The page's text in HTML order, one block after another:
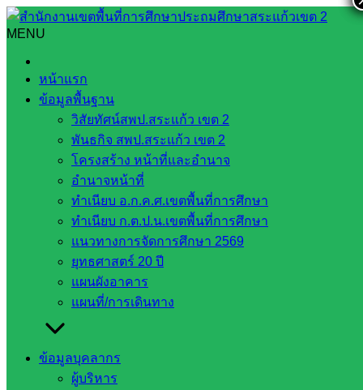
Skip
to
content
MENU
หน้าแรก
ข้อมูลพื้นฐาน
วิสัยทัศน์สพป.สระแก้ว เขต 2
พันธกิจ สพป.สระแก้ว เขต 2
โครงสร้าง หน้าที่และอำนาจ
อำนาจหน้าที่
ทำเนียบ อ.ก.ค.ศ.เขตพื้นที่การศึกษา
ทำเนียบ ก.ต.ป.น.เขตพื้นที่การศึกษา
แนวทางการจัดการศึกษา 2569
ยุทธศาสตร์ 20 ปี
แผนผังอาคาร
แผนที่/การเดินทาง
ข้อมูลบุคลากร
ผู้บริหาร
Search
การประชุมผู้อำนวยการสำนักงานเขตพื้นที่การศึกษา ทั่ว
ประเทศ ครั้งที่ ๖/๒๕๖๘
การประชุมผู้อำนวยการสำนักงานเขตพื้นที่
การศึกษา ทั่วประเทศ ครั้งที่ ๖/๒๕๖๘
สิงหาคม 7, 2025สิงหาคม 8, 2025
กลุ่มส่งเสริมการ
ศึกษาทางไกลเทคโนโลยีสารสนเทศและการสื่อสาร
วันพุธ ที่ ๖ สิงหาคม พ.ศ.๒๕๖๘
ศึกษาสระแก้ว เขต ๒ นายภาณุวัฒน์ คุณเวียน รองผ.อ.สพป สก
๒ นายทนงศักดิ์ คงเจริญสุข รองผ.อ.สพป สก ๒ และ ผู้อำนวย